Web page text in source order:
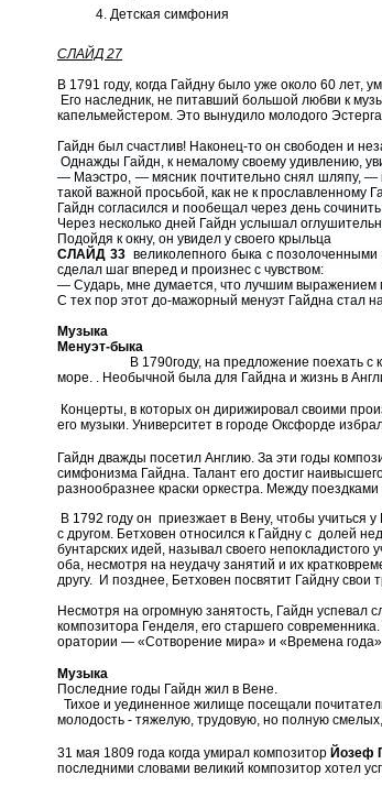
Детская симфония
СЛАЙД 27
В 1791 году, когда Гайдну было уже около 60 лет,
Его наследник, не питавший большой любви к
капельмейстером. Это вынудило молодого
Гайдн был счастлив! Наконец-то он свободен и
Однажды Гайдн, к немалому своему удивлению,
— Маэстро, — мясник почтительно снял шляпу, —
такой важной просьбой, как не к прославленному
Гайдн согласился и пообещал через день
Через несколько дней Гайдн услышал
Подойдя к окну, он увидел у своего крыльца
СЛАЙД 33 великолепного быка с
сделал шаг вперед и произнес с чувством:
— Сударь, мне думается, что лучшим выражением
С тех пор этот до-мажорный менуэт Гайдна стал
Музыка
Менуэт-быка
В 1790году, на предложение поехать с
море. . Необычной была для Гайдна и жизнь в
Концерты, в которых он дирижировал своими
его музыки. Университет в городе Оксфорде
Гайдн дважды посетил Англию. За эти годы
симфонизма Гайдна. Талант его достиг
разнообразнее краски оркестра. Между
В 1792 году он приезжает в Вену, чтобы учиться
с другом. Бетховен относился к Гайдну с долей
бунтарских идей, называл своего
оба, несмотря на неудачу занятий и их
другу. И позднее, Бетховен посвятит Гайдну
Несмотря на огромную занятость, Гайдн успевал
композитора Генделя, его старшего
оратории — «Сотворение мира» и «Времена года».
Музыка
Последние годы Гайдн жил в Вене.
Тихое и уединенное жилище посещали
молодость - тяжелую, трудовую, но полную
31 мая 1809 года когда умирал композитор Йозеф
последними словами великий композитор хотел